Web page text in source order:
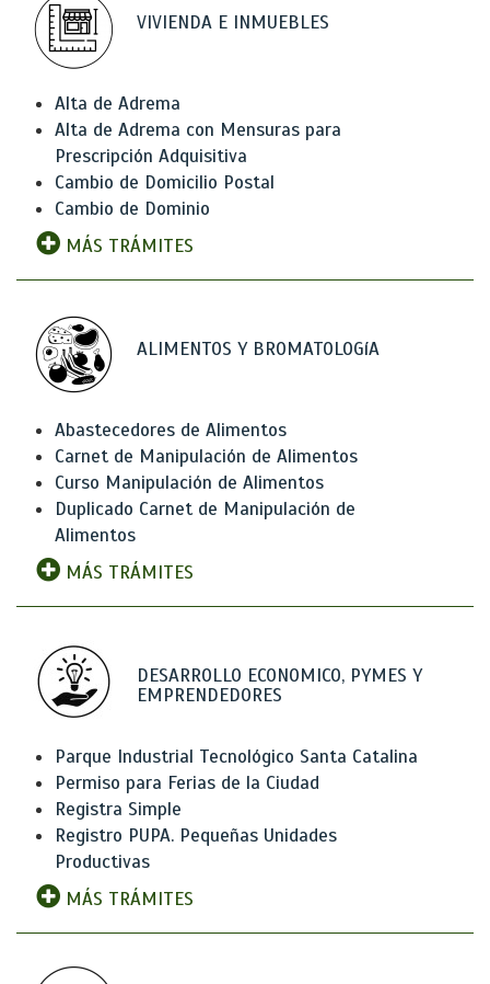
VIVIENDA E INMUEBLES
Alta de Adrema
Alta de Adrema con Mensuras para
Prescripción Adquisitiva
Cambio de Domicilio Postal
Cambio de Dominio
MÁS TRÁMITES
ALIMENTOS Y BROMATOLOGíA
Abastecedores de Alimentos
Carnet de Manipulación de Alimentos
Curso Manipulación de Alimentos
Duplicado Carnet de Manipulación de
Alimentos
MÁS TRÁMITES
DESARROLLO ECONOMICO, PYMES Y
EMPRENDEDORES
Parque Industrial Tecnológico Santa Catalina
Permiso para Ferias de la Ciudad
Registra Simple
Registro PUPA. Pequeñas Unidades
Productivas
MÁS TRÁMITES